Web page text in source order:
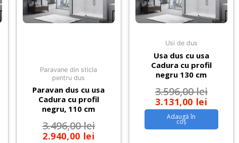
Paravane din sticla
pentru dus
Paravan dus cu usa
Cadura cu profil
negru, 110 cm
3.496,00lei
2.940,00 lei
Usi de dus
Usa dus cu usa
Cadura cu profil
negru 130 cm
3.596,00lei
3.131,00 lei
Adaugă în
coș